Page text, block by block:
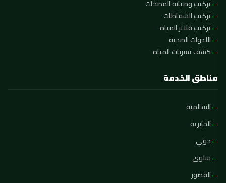
تركيب وصيانة المضخات
تركيب الشفاطات
تركيب فلاتر المياه
الأدوات الصحية
كشف تسربات المياه
مناطق الخدمة
السالمية
الجابرية
حولي
سلوى
القصور